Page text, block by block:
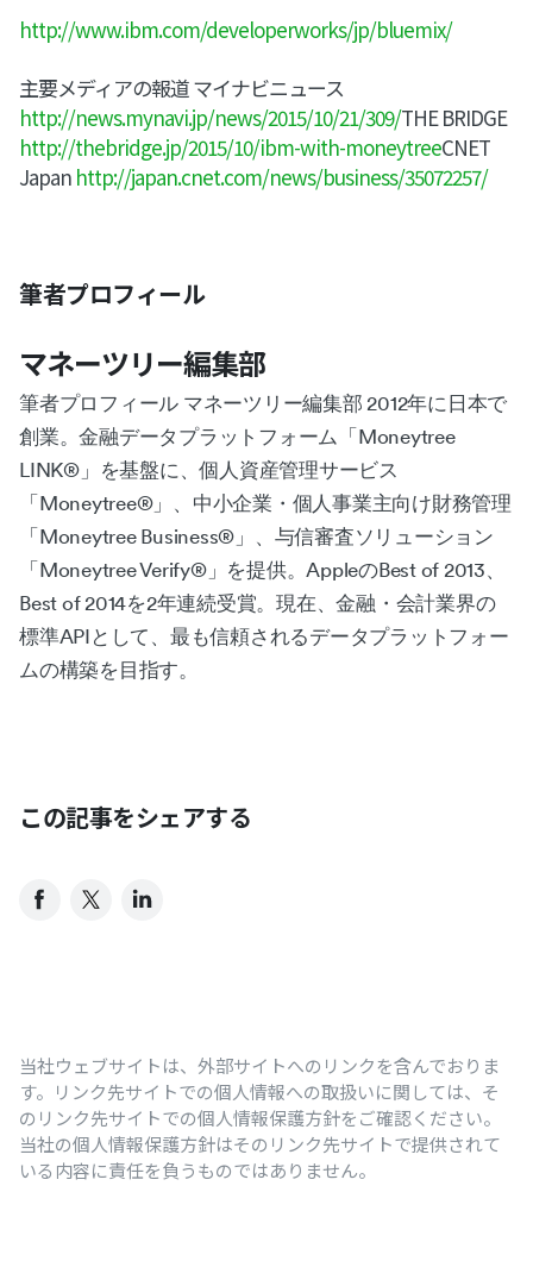
http://www.ibm.com/developerworks/jp/bluemix/
主要メディアの報道 マイナビニュース
http://news.mynavi.jp/news/2015/10/21/309/THE BRIDGE
http://thebridge.jp/2015/10/ibm-with-moneytreeCNET
Japan http://japan.cnet.com/news/business/35072257/
筆者プロフィール
マネーツリー編集部
筆者プロフィール マネーツリー編集部 2012年に日本で
創業。金融データプラットフォーム「Moneytree
LINK®︎」を基盤に、個人資産管理サービス
「Moneytree®︎」、中小企業・個人事業主向け財務管理
「Moneytree Business®︎」、与信審査ソリューション
「Moneytree Verify®︎」を提供。AppleのBest of 2013、
Best of 2014を2年連続受賞。現在、金融・会計業界の
標準APIとして、最も信頼されるデータプラットフォー
ムの構築を目指す。
この記事をシェアする
当社ウェブサイトは、外部サイトへのリンクを含んでおりま
す。リンク先サイトでの個人情報への取扱いに関しては、そ
のリンク先サイトでの個人情報保護方針をご確認ください。
当社の個人情報保護方針はそのリンク先サイトで提供されて
いる内容に責任を負うものではありません。